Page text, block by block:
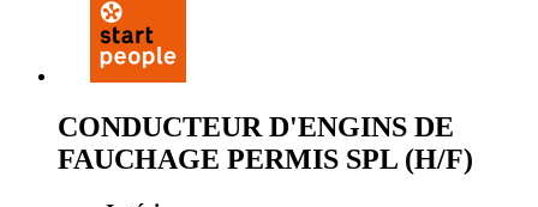
CONDUCTEUR D'ENGINS DE
FAUCHAGE PERMIS SPL (H/F)